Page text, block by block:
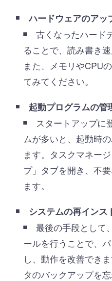
ハードウェアのアッ
古くなったハード
ることで、読み書き
また、メモリやCPU
てみてください。
起動プログラムの管
スタートアップに
ムが多いと、起動時
ます。タスクマネー
プ」タブを開き、不
ます。
システムの再インス
最後の手段として
ールを行うことで、
し、動作を改善でき
タのバックアップを